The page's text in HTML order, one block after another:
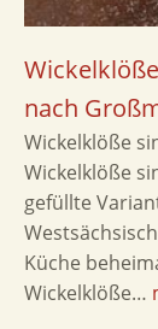
nach
Wickelklöße
Wickelklöße
gefüllte
Küche
Wickelklöße…